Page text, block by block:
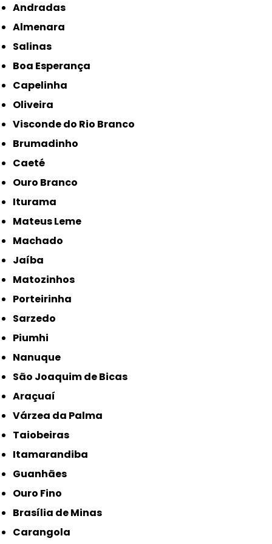
Andradas
Almenara
Salinas
Boa Esperança
Capelinha
Oliveira
Visconde do Rio Branco
Brumadinho
Caeté
Ouro Branco
Iturama
Mateus Leme
Machado
Jaíba
Matozinhos
Porteirinha
Sarzedo
Piumhi
Nanuque
São Joaquim de Bicas
Araçuaí
Várzea da Palma
Taiobeiras
Itamarandiba
Guanhães
Ouro Fino
Brasília de Minas
Carangola